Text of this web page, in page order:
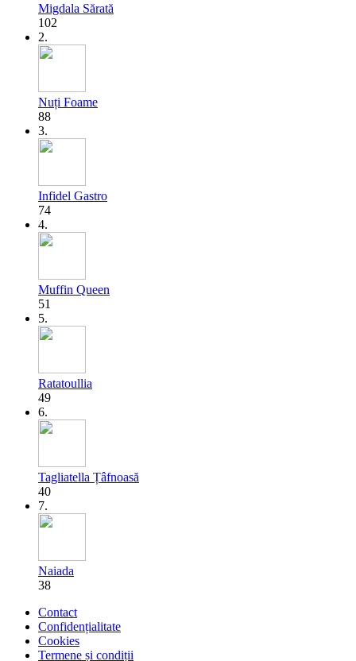
Migdala Sărată
102
2.
Nuți Foame
88
3.
Infidel Gastro
74
4.
Muffin Queen
51
5.
Ratatoullia
49
6.
Tagliatella Țâfnoasă
40
7.
Naiada
38
Contact
Confidențialitate
Cookies
Termene și condiții